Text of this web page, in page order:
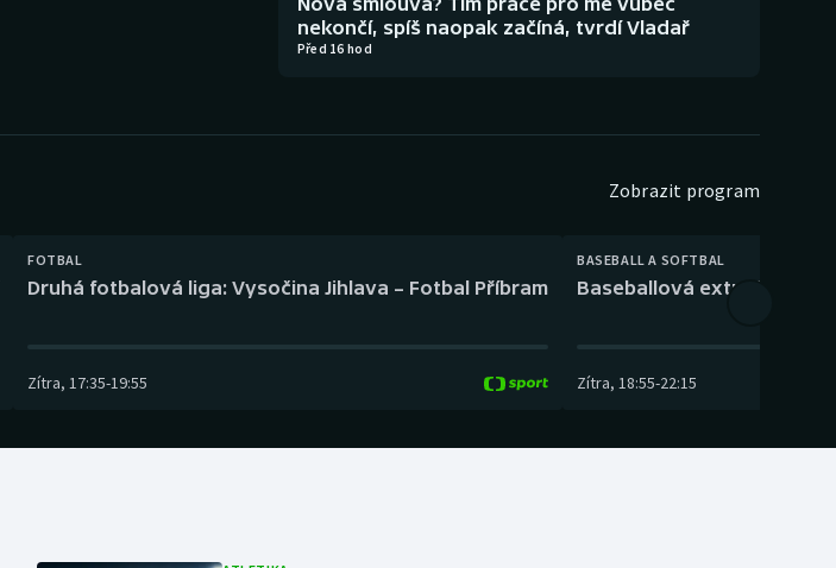
nekončí, spíš naopak začíná, tvrdí Vladař
Před 16 hod
Zobrazit program
FOTBAL
Druhá fotbalová liga: Vysočina Jihlava – Fotbal Příbram
Zítra, 17:35-19:55
BASEBALL A SOFTBAL
Baseballová extraliga:
Zítra, 18:55-22:15